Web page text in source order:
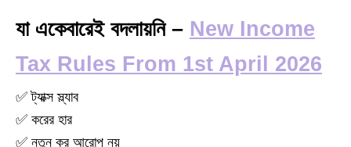
যা একেবারেই বদলায়নি – New Income
Tax Rules From 1st April 2026
✅ ট্যাক্স স্ল্যাব
✅ করের হার
✅ নতুন কর আরোপ নয়